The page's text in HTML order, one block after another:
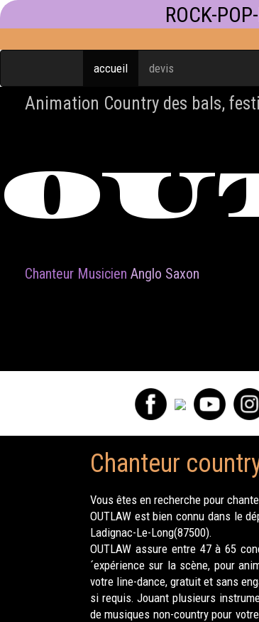
ROCK-
accueil devis
Animation Country des bals,
Chanteur Musicien Anglo Saxon
Chanteur
Vous êtes en recherche pour
OUTLAW est bien connu dans le
Ladignac-Le-Long(87500).
OUTLAW assure entre 47 à 65
´expérience sur la scène, pour
votre line-dance, gratuit et sans
si requis. Jouant plusieurs
de musiques non-country pour